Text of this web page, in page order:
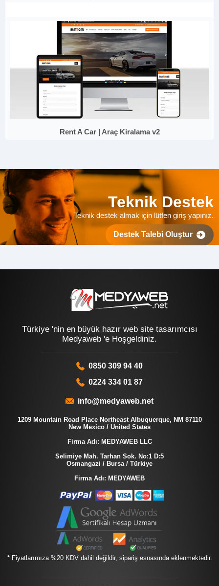
Rent A Car | Araç Kiralama v2
Teknik Destek
Teknik destek almak için lütfen giriş yapınız.
Destek Talebi Oluştur
Türkiye 'nin en büyük hazır web site tasarımcısı
Medyaweb 'e Hoşgeldiniz.
0850 309 94 40
0224 334 01 87
info@medyaweb.net
1209 Mountain Road Place Northeast Albuquerque, NM 87110
New Mexico / United States
Firma Adı: MEDYAWEB LLC
Selimiye Mah. Tarhan Sok. No:1 D:5
Osmangazi / Bursa / Türkiye
Firma Adı: MEDYAWEB
* Fiyatlarımıza %20 KDV dahil değildir, sipariş esnasında eklenmektedir.